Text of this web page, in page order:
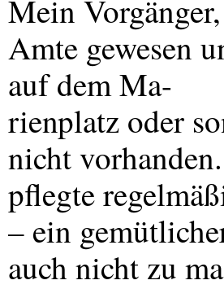
Mein Vorgänger,
Amte gewesen
auf dem Ma-
rienplatz oder
nicht
pflegte
– ein
auch nicht zu